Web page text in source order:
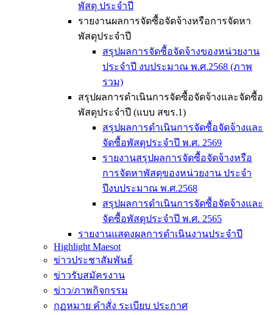
พัสดุ ประจำปี
รายงานผลการจัดซื้อจัดจ้างหรือการจัดหา
พัสดุประจำปี
สรุปผลการจัดซื้อจัดจ้างของหน่วยงาน
ประจำปี งบประมาณ พ.ศ.2568 (ภาพ
รวม)
สรุปผลการดำเนินการจัดซื้อจัดจ้างและจัดซื้อ
พัสดุประจำปี (แบบ สขร.1)
สรุปผลการดำเนินการจัดซื้อจัดจ้างและ
จัดซื้อพัสดุประจำปี พ.ศ. 2569
รายงานสรุปผลการจัดซื้อจัดจ้างหรือ
การจัดหาพัสดุของหน่วยงาน ประจำ
ปีงบประมาณ พ.ศ.2568
สรุปผลการดำเนินการจัดซื้อจัดจ้างและ
จัดซื้อพัสดุประจำปี พ.ศ. 2565
รายงานแสดงผลการดำเนินงานประจำปี
Highlight Maesot
ข่าวประชาสัมพันธ์
ข่าวรับสมัครงาน
ข่าว/ภาพกิจกรรม
กฏหมาย คำสั่ง ระเบียบ ประกาศ